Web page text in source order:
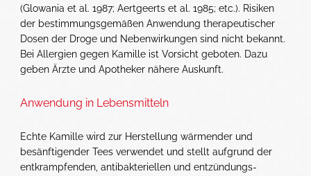
(Glowania et al. 1987; Aertgeerts et al. 1985; etc.). Risiken
der bestimmungsgemäßen Anwendung therapeutischer
Dosen der Droge und Nebenwirkungen sind nicht bekannt.
Bei Allergien gegen Kamille ist Vorsicht geboten. Dazu
geben Ärzte und Apotheker nähere Auskunft.
Anwendung in Lebensmitteln
Echte Kamille wird zur Herstellung wärmender und
besänftigender Tees verwendet und stellt aufgrund der
entkrampfenden, antibakteriellen und entzündungs­